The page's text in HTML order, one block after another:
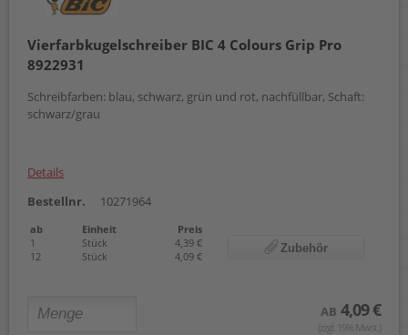
Vierfarbkugelschreiber BIC 4 Colours Grip Pro
8922931
Schreibfarben: blau, schwarz, grün und rot, nachfüllbar, Schaft:
schwarz/grau
Details
Bestellnr.
10271964
ab Einheit
Preis
1
Stück
4,39 €
12
Stück 4,09 €
Zubehör
AB 4,09 €
(zzgl. 19% Mwst.)